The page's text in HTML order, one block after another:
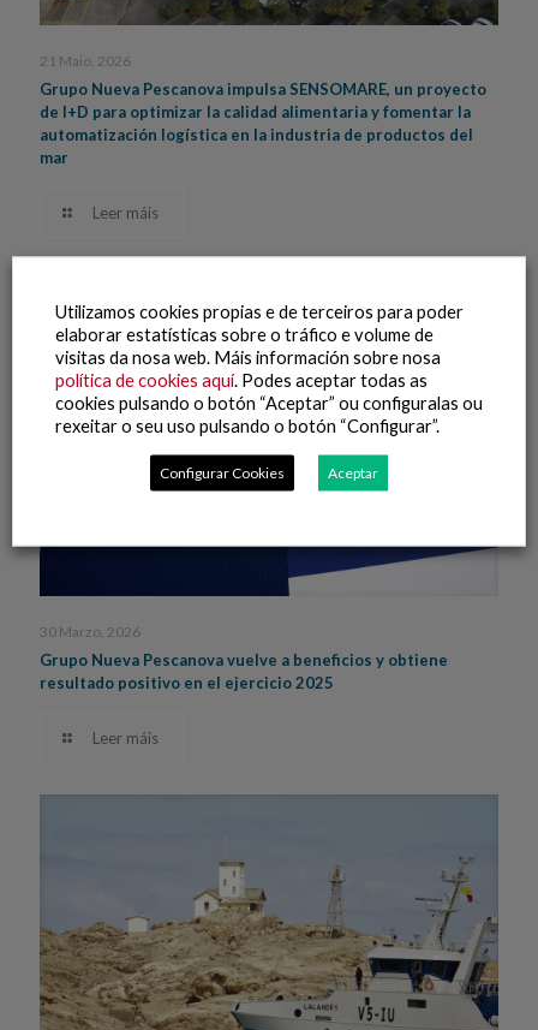
21 Maio, 2026
Grupo Nueva Pescanova impulsa SENSOMARE, un proyecto
de I+D para optimizar la calidad alimentaria y fomentar la
automatización logística en la industria de productos del
mar
Leer máis
30 Marzo, 2026
Grupo Nueva Pescanova vuelve a beneficios y obtiene
resultado positivo en el ejercicio 2025
Leer máis
Utilizamos cookies propias e de terceiros para poder
elaborar estatísticas sobre o tráfico e volume de
visitas da nosa web. Máis información sobre nosa
política de cookies aquí. Podes aceptar todas as
cookies pulsando o botón “Aceptar” ou configuralas ou
rexeitar o seu uso pulsando o botón “Configurar”.
Configurar Cookies Aceptar